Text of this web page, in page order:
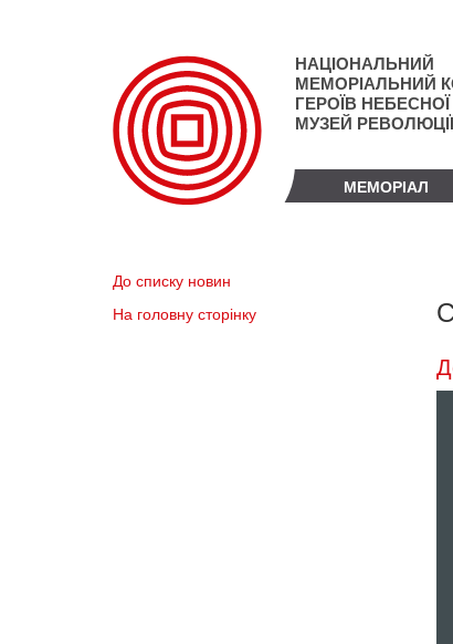
НАЦІОНАЛЬНИЙ
МЕМОРІАЛЬНИЙ
ГЕРОЇВ НЕБЕСНОЇ
МУЗЕЙ
МЕМОРІАЛ
До списку новин
На головну сторінку